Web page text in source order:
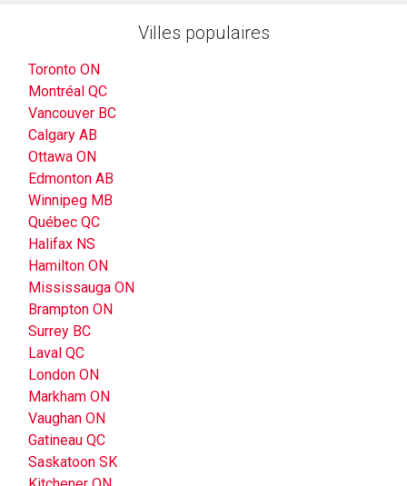
Villes populaires
Toronto ON
Montréal QC
Vancouver BC
Calgary AB
Ottawa ON
Edmonton AB
Winnipeg MB
Québec QC
Halifax NS
Hamilton ON
Mississauga ON
Brampton ON
Surrey BC
Laval QC
London ON
Markham ON
Vaughan ON
Gatineau QC
Saskatoon SK